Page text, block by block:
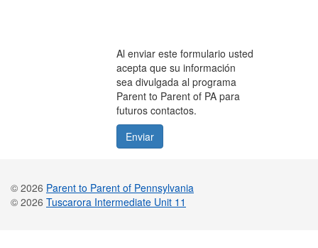
Al enviar este formulario usted
acepta que su información
sea divulgada al programa
Parent to Parent of PA para
futuros contactos.
© 2026 Parent to Parent of Pennsylvania
© 2026 Tuscarora Intermediate Unit 11